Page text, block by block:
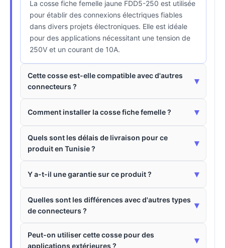
La cosse fiche femelle jaune FDD5-250 est utilisée
pour établir des connexions électriques fiables
dans divers projets électroniques. Elle est idéale
pour des applications nécessitant une tension de
250V et un courant de 10A.
Cette cosse est-elle compatible avec d'autres
connecteurs ?
▾
Comment installer la cosse fiche femelle ? ▾
Quels sont les délais de livraison pour ce
produit en Tunisie ?
▾
Y a-t-il une garantie sur ce produit ? ▾
Quelles sont les différences avec d'autres types
de connecteurs ?
▾
Peut-on utiliser cette cosse pour des
applications extérieures ?
▾